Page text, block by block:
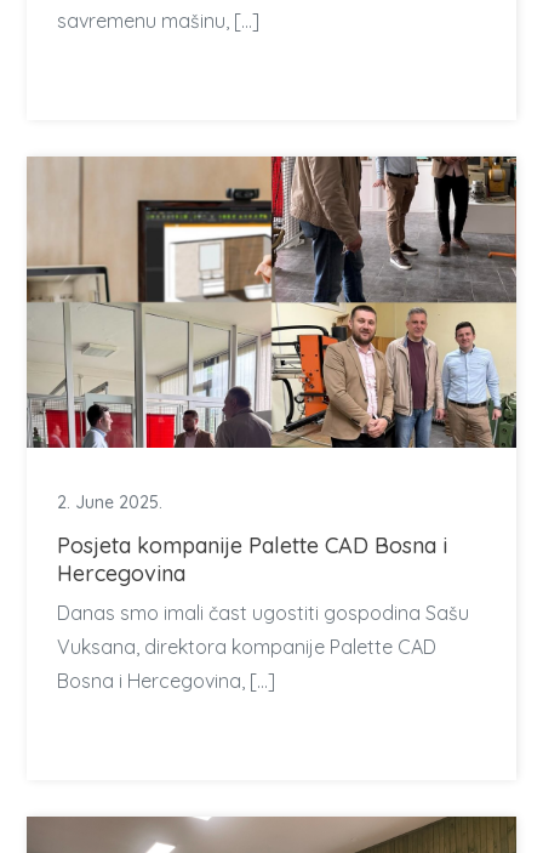
savremenu mašinu, […]
2. June 2025.
Posjeta kompanije Palette CAD Bosna i
Hercegovina
Danas smo imali čast ugostiti gospodina Sašu
Vuksana, direktora kompanije Palette CAD
Bosna i Hercegovina, […]